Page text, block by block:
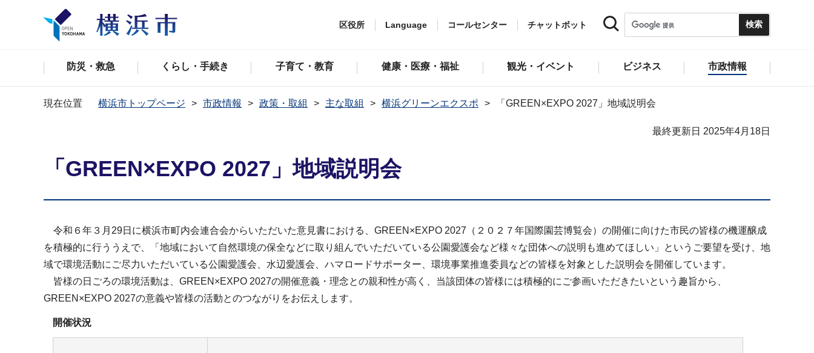
区役所 Language コールセンター チャットボット
防災・救急 くらし・手続き 子育て・教育 健康・医療・福祉 観光・イベント ビジネス 市政情報
現在位置 横浜市トップページ 市政情報 政策・取組 主な取組 横浜グリーンエクスポ 「GREEN×EXPO 2027」地域説明会
最終更新日 2025年4月18日
「GREEN×EXPO 2027」地域説明会
令和６年３月29日に横浜市町内会連合会からいただいた意見書における、GREEN×EXPO 2027（２０２７年国際園芸博覧会）の開催に向けた市民の皆様の機運醸成
を積極的に行ううえで、「地域において自然環境の保全などに取り組んでいただいている公園愛護会など様々な団体への説明も進めてほしい」というご要望を受け、地
域で環境活動にご尽力いただいている公園愛護会、水辺愛護会、ハマロードサポーター、環境事業推進委員などの皆様を対象とした説明会を開催しています。
皆様の日ごろの環境活動は、GREEN×EXPO 2027の開催意義・理念との親和性が高く、当該団体の皆様には積極的にご参画いただきたいという趣旨から、
GREEN×EXPO 2027の意義や皆様の活動とのつながりをお伝えします。
開催状況